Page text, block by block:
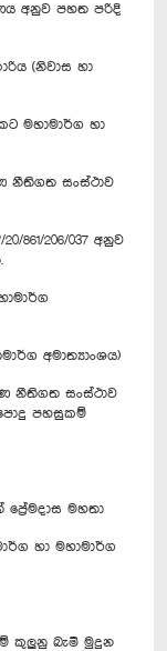
අනුව පහත පරිදි
(නිවාස හා
මහාමාර්ග හා
නීතිගත සංස්ථාව
861/206/037 අනුව
අමාත්‍යාංශය)
නීතිගත සංස්ථාව
පොදු පහසුකම්
මහතා
හා මහාමාර්ග
කුලුනු බැමි මුදුන